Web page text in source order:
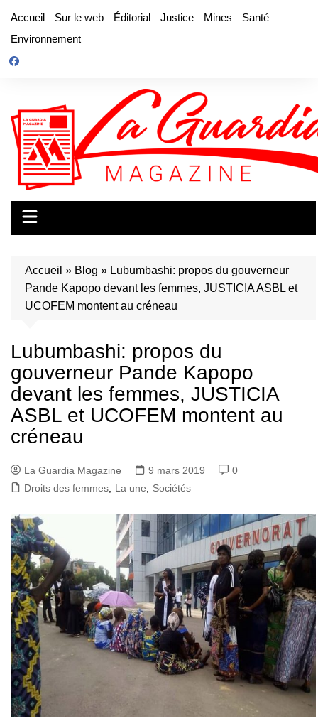
contenu
Accueil Sur le web Éditorial Justice Mines
Santé
Environnement
Accueil » Blog » Lubumbashi: propos du gouverneur
Pande Kapopo devant les femmes, JUSTICIA ASBL et
UCOFEM montent au créneau
Lubumbashi: propos du
gouverneur Pande Kapopo
devant les femmes, JUSTICIA
ASBL et UCOFEM montent au
créneau
La Guardia Magazine 9 mars 2019
0
Droits des femmes
La une Sociétés